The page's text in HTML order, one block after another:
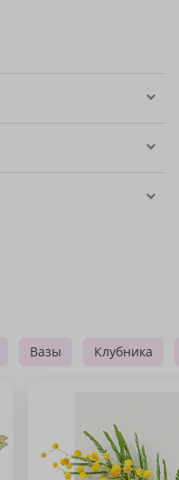
Вазы Клубника